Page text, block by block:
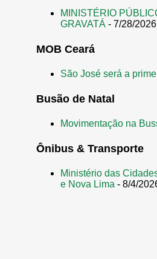
MINISTÉRIO
GRAVATÁ - 7/28/2026
MOB Ceará
São José será a
Busão de Natal
Movimentação na
Ônibus & Transporte
Ministério das
e Nova Lima - 8/4/